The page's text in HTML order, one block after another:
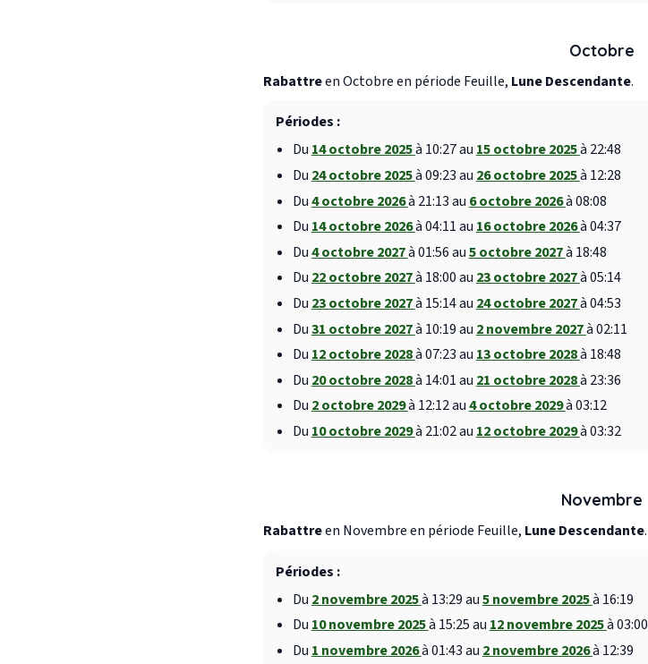
Octobre
Rabattreen Octobre en période Feuille, Lune Descendante.
Périodes :
Du14 octobre 2025à 10:27 au15 octobre 2025à 22:48
Du 24 octobre 2025à 09:23 au 26 octobre 2025à 12:28
Du4 octobre 2026à 21:13 au 6 octobre 2026à 08:08
Du 14 octobre 2026à 04:11 au 16 octobre 2026à 04:37
Du4 octobre 2027à 01:56 au5 octobre 2027à 18:48
Du 22 octobre 2027à 18:00 au 23 octobre 2027à 05:14
Du 23 octobre 2027à 15:14 au 24 octobre 2027à 04:53
Du31 octobre 2027à 10:19 au 2 novembre 2027à 02:11
Du 12 octobre 2028à 07:23 au 13 octobre 2028à 18:48
Du 20 octobre 2028à 14:01 au 21 octobre 2028à 23:36
Du 2 octobre 2029à 12:12 au4 octobre 2029à 03:12
Du 10 octobre 2029à 21:02 au 12 octobre 2029à 03:32
Novembre
Rabattreen Novembre en période Feuille, Lune Descendante.
Périodes :
Du 2 novembre 2025à 13:29 au5 novembre 2025à 16:19
Du 10 novembre 2025à 15:25 au 12 novembre 2025à 03:00
Du 1 novembre 2026à 01:43 au 2 novembre 2026à 12:39